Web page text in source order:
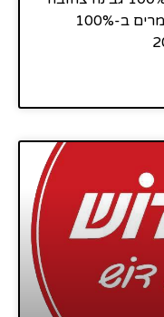
נועם ובצק ללא חומרים משמרים ב-100%